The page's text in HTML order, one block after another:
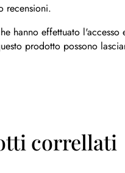
recensioni.
hanno effettuato l'accesso
prodotto possono
correllati